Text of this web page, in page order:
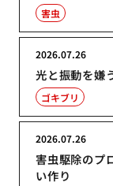
害虫
光と振動を嫌
2026.07.26
ゴキブリ
害虫駆除のプ
い作り
2026.07.26